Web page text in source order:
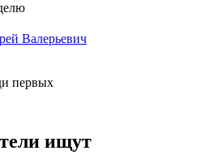
Валерьевич
первых
ищут